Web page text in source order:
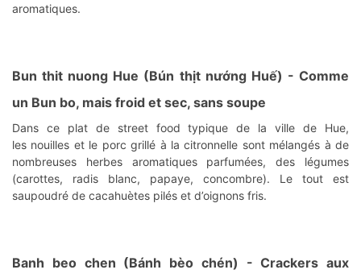
aromatiques.
Bun thit nuong Hue (Bún thịt nướng Huế) - Comme
un Bun bo, mais froid et sec, sans soupe
Dans ce plat de street food typique de la ville de Hue,
les nouilles et le porc grillé à la citronnelle sont mélangés à de
nombreuses herbes aromatiques parfumées, des légumes
(carottes, radis blanc, papaye, concombre). Le tout est
saupoudré de cacahuètes pilés et d’oignons fris.
Banh beo chen (Bánh bèo chén) - Crackers aux